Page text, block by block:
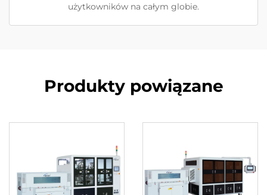
użytkowników na całym globie.
Produkty powiązane